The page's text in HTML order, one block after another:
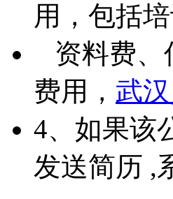
用，包括培
资料费、
费用， 武
4、如果该
发送简历 ,